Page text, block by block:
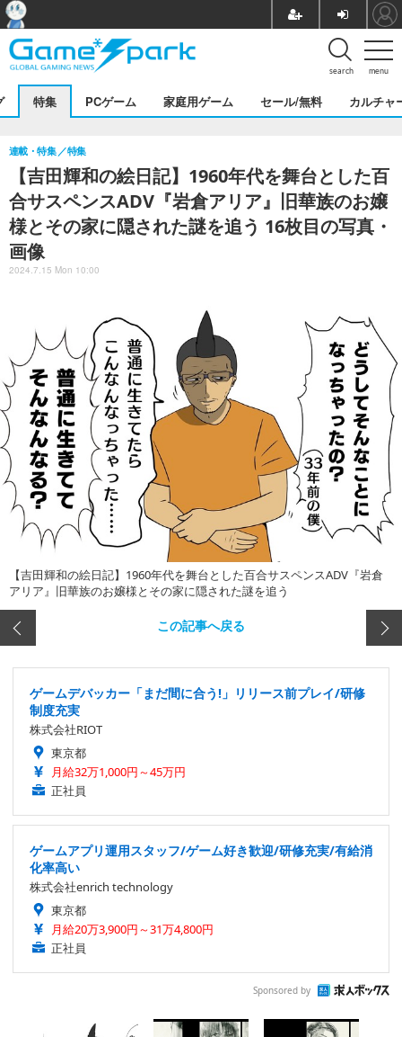
menu
search
特集 PCゲーム 家庭用ゲーム セール/無料 カルチャ
【吉田輝和の絵日記】1960年代を舞台とした百
合サスペンスADV『岩倉アリア』旧華族のお嬢
様とその家に隠された謎を追う 16枚目の写真・
画像
連載・特集 特集
2024.7.15 Mon 10:00
【吉田輝和の絵日記】1960年代を舞台とした百合サスペンスADV『岩倉
アリア』旧華族のお嬢様とその家に隠された謎を追う
この記事へ戻る
ゲームデバッカー「まだ間に合う!」リリース前プレイ/研修
制度充実
株式会社RIOT
東京都
月給32万1,000円～45万円
正社員
ゲームアプリ運用スタッフ/ゲーム好き歓迎/研修充実/有給消
化率高い
株式会社enrich technology
東京都
月給20万3,900円～31万4,800円
正社員
Sponsored by